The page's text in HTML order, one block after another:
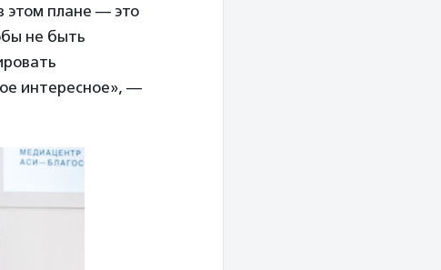
этом плане — это
не быть
интересное», —